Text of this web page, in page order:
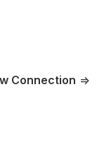
Connection =>